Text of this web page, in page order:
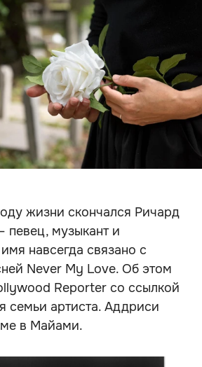
жизни скончался Ричард
певец, музыкант и
навсегда связано с
Never My Love. Об этом
Reporter со ссылкой
семьи артиста. Аддриси
в Майами.